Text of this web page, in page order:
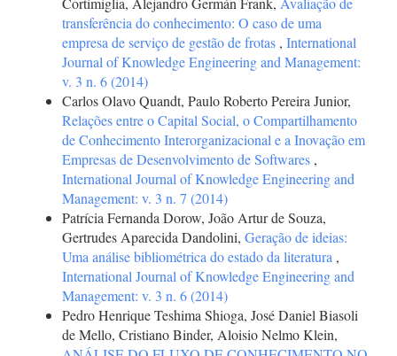
transferência do conhecimento: O caso de uma
empresa de serviço de gestão de frotas , International
Journal of Knowledge Engineering and Management:
v. 3 n. 6 (2014)
Carlos Olavo Quandt, Paulo Roberto Pereira Junior,
Relações entre o Capital Social, o Compartilhamento
de Conhecimento Interorganizacional e a Inovação em
Empresas de Desenvolvimento de Softwares ,
International Journal of Knowledge Engineering and
Management: v. 3 n. 7 (2014)
Patrícia Fernanda Dorow, João Artur de Souza,
Gertrudes Aparecida Dandolini, Geração de ideias:
Uma análise bibliométrica do estado da literatura ,
International Journal of Knowledge Engineering and
Management: v. 3 n. 6 (2014)
Pedro Henrique Teshima Shioga, José Daniel Biasoli
de Mello, Cristiano Binder, Aloisio Nelmo Klein,